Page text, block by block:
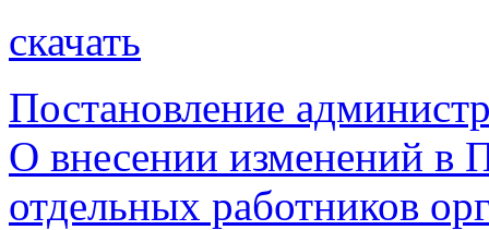
скачать
Постановление
О внесении изменений в
отдельных работников